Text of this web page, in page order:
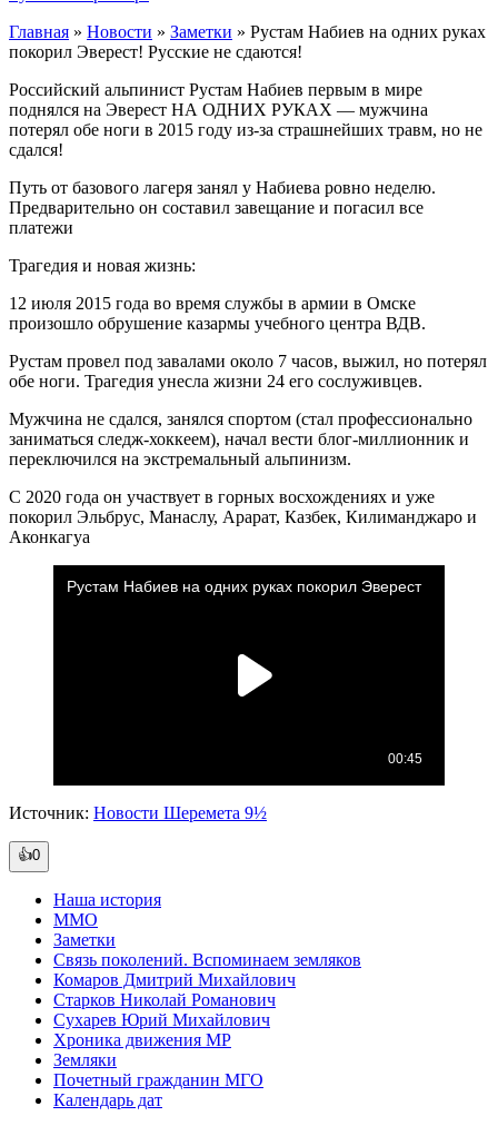
Главная » Новости » Заметки » Рустам Набиев на одних руках
покорил Эверест! Русские не сдаются!
Российский альпинист Рустам Набиев первым в мире
поднялся на Эверест НА ОДНИХ РУКАХ — мужчина
потерял обе ноги в 2015 году из-за страшнейших травм, но не
сдался!
Путь от базового лагеря занял у Набиева ровно неделю.
Предварительно он составил завещание и погасил все
платежи
Трагедия и новая жизнь:
12 июля 2015 года во время службы в армии в Омске
произошло обрушение казармы учебного центра ВДВ.
Рустам провел под завалами около 7 часов, выжил, но потерял
обе ноги. Трагедия унесла жизни 24 его сослуживцев.
Мужчина не сдался, занялся спортом (стал профессионально
заниматься следж-хоккеем), начал вести блог-миллионник и
переключился на экстремальный альпинизм.
С 2020 года он участвует в горных восхождениях и уже
покорил Эльбрус, Манаслу, Арарат, Казбек, Килиманджаро и
Аконкагуа
Источник: Новости Шеремета 9½
👍0
Наша история
ММО
Заметки
Связь поколений. Вспоминаем земляков
Комаров Дмитрий Михайлович
Старков Николай Романович
Сухарев Юрий Михайлович
Хроника движения МР
Земляки
Почетный гражданин МГО
Календарь дат